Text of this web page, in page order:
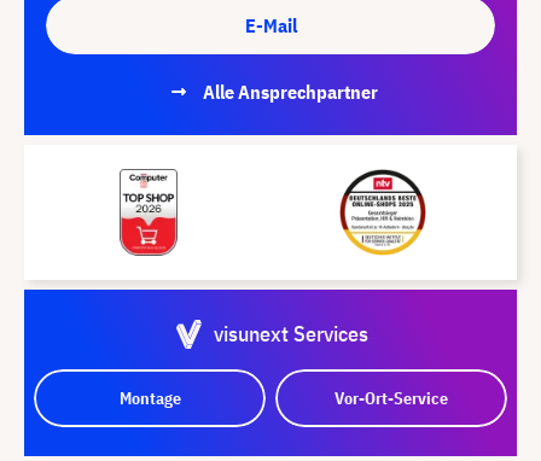
E-Mail
Alle Ansprechpartner
visunext Services
Montage Vor-Ort-Service